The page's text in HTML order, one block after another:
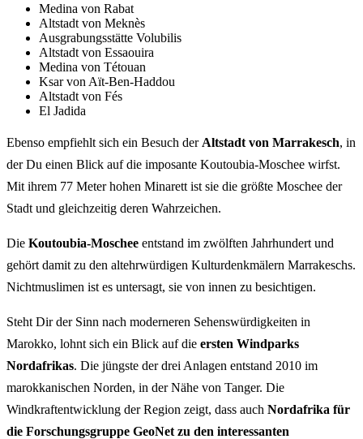
Medina von Rabat
Altstadt von Meknès
Ausgrabungsstätte Volubilis
Altstadt von Essaouira
Medina von Tétouan
Ksar von Aït-Ben-Haddou
Altstadt von Fés
El Jadida
Ebenso empfiehlt sich ein Besuch der Altstadt von Marrakesch, in
der Du einen Blick auf die imposante Koutoubia-Moschee wirfst.
Mit ihrem 77 Meter hohen Minarett ist sie die größte Moschee der
Stadt und gleichzeitig deren Wahrzeichen.
Die Koutoubia-Moschee entstand im zwölften Jahrhundert und
gehört damit zu den altehrwürdigen Kulturdenkmälern Marrakeschs.
Nichtmuslimen ist es untersagt, sie von innen zu besichtigen.
Steht Dir der Sinn nach moderneren Sehenswürdigkeiten in
Marokko, lohnt sich ein Blick auf die ersten Windparks
Nordafrikas. Die jüngste der drei Anlagen entstand 2010 im
marokkanischen Norden, in der Nähe von Tanger. Die
Windkraftentwicklung der Region zeigt, dass auch Nordafrika für
die Forschungsgruppe GeoNet zu den interessanten